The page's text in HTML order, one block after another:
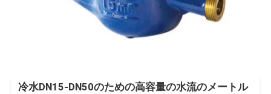
冷水DN15-DN50のための高容量の水流のメートル